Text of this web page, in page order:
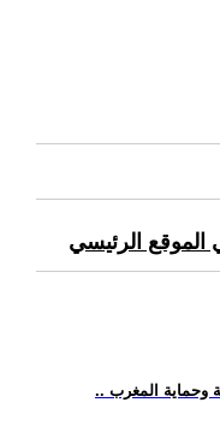
الموقع الرئيسي
وحماية المغرب